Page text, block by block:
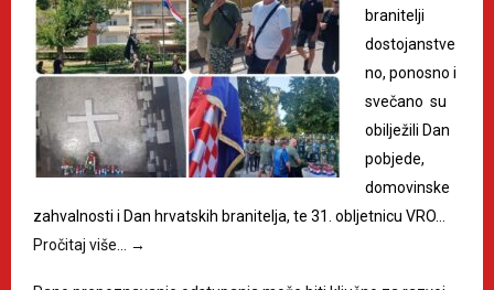
branitelji
dostojanstve
no, ponosno i
svečano su
obilježili Dan
pobjede,
domovinske
zahvalnosti i Dan hrvatskih branitelja, te 31. obljetnicu VRO…
Pročitaj više…
→